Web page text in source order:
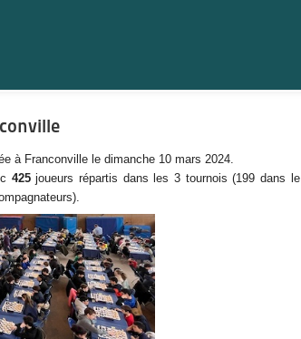
à Franconville le dimanche 10 mars 2024.
425joueurs répartis dans les 3 tournois (199 dans le